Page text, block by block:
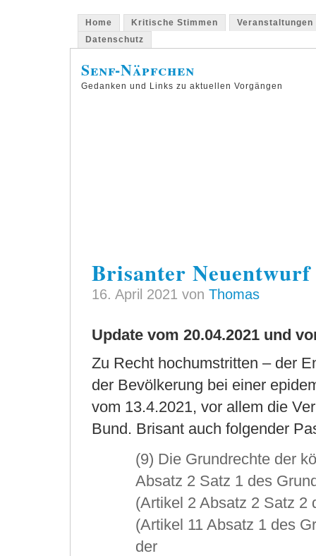
Home Kritische Stimmen
Veranstaltungen
Datenschutz
Senf-Näpfchen
Gedanken und Links zu aktuellen Vorgängen
Brisanter Neuentwurf
16. April 2021 von Thomas
Update vom 20.04.2021 und
Zu Recht hochumstritten – der
der Bevölkerung bei einer
vom 13.4.2021, vor allem die
Bund. Brisant auch folgender
(9) Die Grundrechte der
Absatz 2 Satz 1 des
(Artikel 2 Absatz 2 Satz 2
(Artikel 11 Absatz 1 des
der